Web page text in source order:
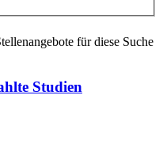
für diese Suche
Studien